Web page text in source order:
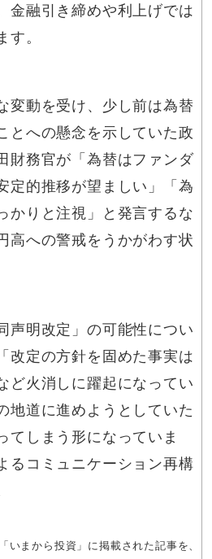
金融引き締めや利上げでは
す。
変動を受け、少し前は為替
とへの懸念を示していた政
財務官が「為替はファンダ
定的推移が望ましい」「為
かりと注視」と発言するな
高への警戒をうかがわす状
声明改定」の可能性につい
改定の方針を固めた事実は
ど火消しに躍起になってい
地道に進めようとしていた
てしまう形になっていま
るコミュニケーション再構
いまから投資」に掲載された記事を、